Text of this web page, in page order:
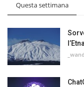
Questa settimana